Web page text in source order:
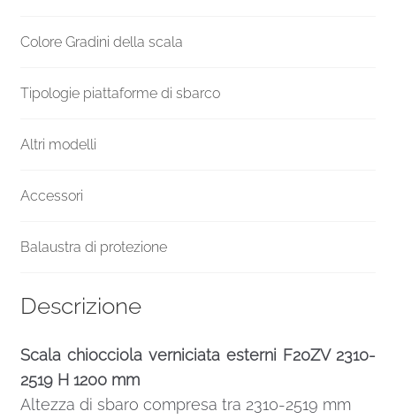
Colore Gradini della scala
Tipologie piattaforme di sbarco
Altri modelli
Accessori
Balaustra di protezione
Descrizione
Scala chiocciola verniciata esterni F20ZV 2310-
2519 H 1200 mm
Altezza di sbaro compresa tra 2310-2519 mm